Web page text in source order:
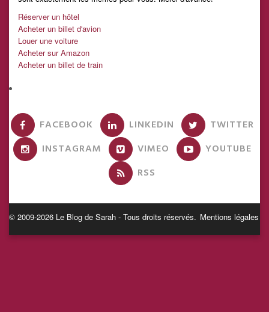
Réserver un hôtel
Acheter un billet d'avion
Louer une voiture
Acheter sur Amazon
Acheter un billet de train
FACEBOOK LINKEDIN
TWITTER
INSTAGRAM
VIMEO
YOUTUBE
RSS
© 2009-2026 Le Blog de Sarah - Tous droits réservés. Mentions légales